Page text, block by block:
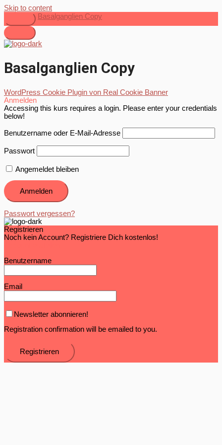
Skip to content
Basalganglien Copy
Basalganglien Copy
WordPress Cookie Plugin von Real Cookie Banner
Anmelden
Accessing this kurs requires a login. Please enter your credentials
below!
Benutzername oder E-Mail-Adresse
Passwort
Angemeldet bleiben
Passwort vergessen?
Registrieren
Noch kein Account? Registriere Dich kostenlos!
Benutzername
Email
Newsletter abonnieren!
Registration confirmation will be emailed to you.